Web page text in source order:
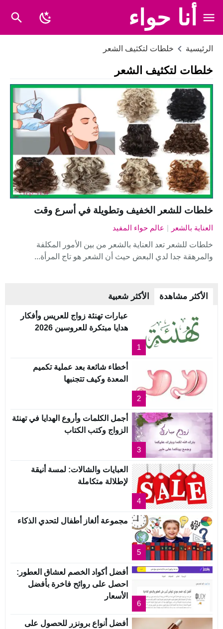
أنا حواء
الرئيسية خلطات لتكثيف الشعر
خلطات لتكثيف الشعر
خلطات للشعر الخفيف وتطويلة في أسرع وقت
العناية بالشعر | عالم حواء المفيد
خلطات للشعر تعد العناية بالشعر من بين الأمور المكلفة
والمرهقة جدا لدي البعض حيث أن الشعر هو تاج المرأة...
الأكثر مشاهدة الأكثر شعبية
1
عبارات تهنئة زواج للعريس وأفكار
هدايا مبتكرة للعروسين 2026
2
أخطاء شائعة بعد عملية تكميم
المعدة وكيف تتجنبها
3
أجمل الكلمات وأروع الهدايا في تهنئة
الزواج وكتب الكتاب
4
العبايات والشالات: لمسة أنيقة
لإطلالة متكاملة
5
مجموعة ألغاز أطفال لتحدي الذكاء
6
أفضل أكواد الخصم لعشاق العطور:
احصل على روائح فاخرة بأفضل
الأسعار
أفضل أنواع برونزر للحصول على